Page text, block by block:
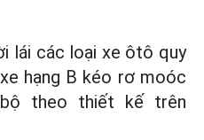
lái các loại xe ôtô quy
hạng B kéo rơ moóc
theo thiết kế trên